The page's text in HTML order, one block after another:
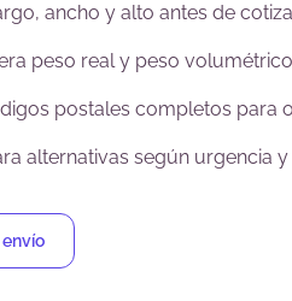
ancho y alto antes de
peso real y peso
postales completos para
alternativas según urgencia y